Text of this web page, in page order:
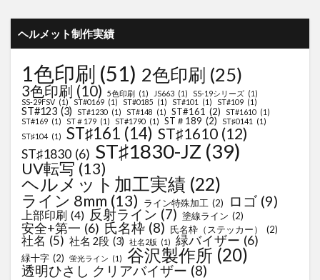
ヘルメット制作実績
1色印刷 (51) 2色印刷 (25)
3色印刷 (10) 5色印刷 (1) JS663 (1) SS-19シリーズ (1)
SS-29FSV (1) ST#0169 (1) ST#0185 (1) ST#101 (1) ST#109 (1)
ST#123 (3) ST#1230 (1) ST#148 (1) ST#161 (2) ST#1610 (1)
ST#169 (1) ST＃179 (1) ST#1790 (1) ST＃189 (2) ST♯0141
(1)
ST♯104 (1) ST♯161 (14) ST♯1610 (12)
ST♯1830 (6) ST♯1830-JZ (39)
UV転写 (13)
ヘルメット加工実績 (22)
ライン 8mm (13) ライン特殊加工 (2) ロゴ (9)
上部印刷 (4) 反射ライン (7) 塗線ライン (2)
安全+第一 (6) 氏名枠 (8) 氏名枠（ステッカー） (2)
社名 (5) 社名 2段 (3) 社名2版 (1) 緑バイザー (6)
緑十字 (2) 蛍光ライン (1) 谷沢製作所 (20)
透明ひさし クリアバイザー (8)